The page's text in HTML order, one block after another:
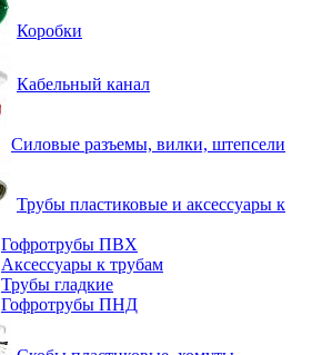
Коробки
Кабельный канал
Силовые разъемы, вилки, штепсели
Трубы пластиковые и аксессуары к
Гофротрубы ПВХ
Аксессуары к трубам
Трубы гладкие
Гофротрубы ПНД